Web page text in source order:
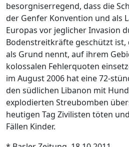
besorgniserregend, dass die
der Genfer Konvention und als
Europas vor jeglicher Invasion
Bodenstreitkräfte geschützt ist,
als Grund nennt, auf ihrem
kolossalen Fehlerquoten
im August 2006 hat eine 72-
den südlichen Libanon mit
explodierten Streubomben
heutigen Tag Zivilisten töten
Fällen Kinder.